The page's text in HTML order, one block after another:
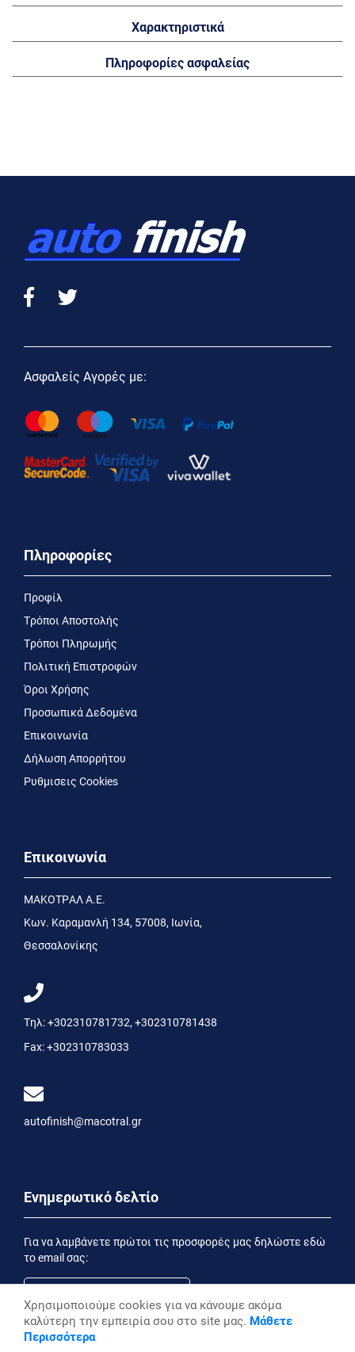
Χαρακτηριστικά
Πληροφορίες ασφαλείας
Ασφαλείς Αγορές με:
Πληροφορίες
Προφίλ
Τρόποι Αποστολής
Τρόποι Πληρωμής
Πολιτική Επιστροφών
Όροι Χρήσης
Προσωπικά Δεδομένα
Επικοινωνία
Δήλωση Απορρήτου
Ρυθμισεις Cookies
Επικοινωνία
MΑΚΟΤΡΑΛ Α.Ε.
Kων. Kαραμανλή 134, 57008, Ιωνία,
Θεσσαλονίκης
Τηλ:+302310781732, +302310781438
Fax:+302310783033
autofinish@macotral.gr
Ενημερωτικό δελτίο
Για να λαμβάνετε πρώτοι τις προσφορές μας δηλώστε εδώ
το email σας:
Εγγραφή
Έχοντας ενημερωθεί από την
Χρησιμοποιούμε cookies για να κάνουμε ακόμα
καλύτερη την εμπειρία σου στο site μας. Μάθετε
Περισσότερα